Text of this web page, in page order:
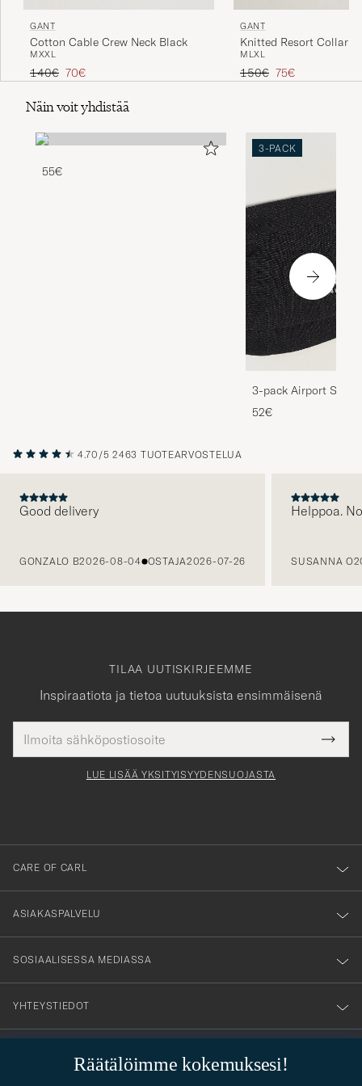
GANT
Cotton Cable Crew Neck Black
MXXL
Tavallinen hinta
140€ Alennettu hinta
70€
GANT
Knitted Resort Collar
M LXL
Tavallinen hinta
150€ Alennettu hinta
75€
Näin voit yhdistää
55€
3-PACK
3-pack Airport
Melange
52€
4.70/5 2463 TUOTEARVOSTELUA
Good delivery
GONZALO B2026-08-04 OSTAJA2026-07-26
Helppoa.
SUSANNA O
Räätälöimme kokemuksesi!
TILAA UUTISKIRJEEMME
Inspiraatiota ja tietoa uutuuksista ensimmäisenä
tieto
Tack
för
dig
till
vårt
nyhetsbrev!
LUE LISÄÄ YKSITYISYYDENSUOJASTA
CARE OF CARL
ASIAKASPALVELU
SOSIAALISESSA MEDIASSA
YHTEYSTIEDOT
PUKEUTUMISNEUVONTA